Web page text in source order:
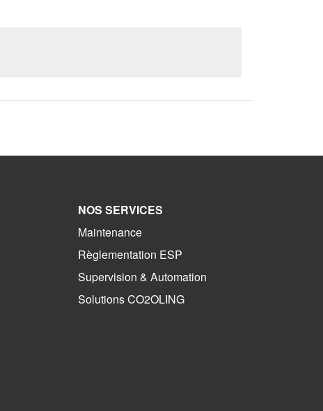
NOS SERVICES
Maintenance
Règlementation ESP
Supervision & Automation
Solutions CO2OLING